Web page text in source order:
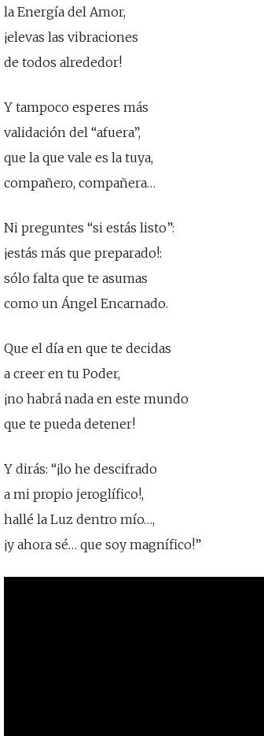
la Energía del Amor,
¡elevas las vibraciones
de todos alrededor!
Y tampoco esperes más
validación del “afuera”,
que la que vale es la tuya,
compañero, compañera…
Ni preguntes “si estás listo”:
¡estás más que preparado!:
sólo falta que te asumas
como un Ángel Encarnado.
Que el día en que te decidas
a creer en tu Poder,
¡no habrá nada en este mundo
que te pueda detener!
Y dirás: “¡lo he descifrado
a mi propio jeroglífico!,
hallé la Luz dentro mío…,
¡y ahora sé… que soy magnífico!”